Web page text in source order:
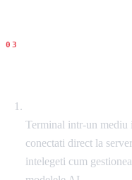
Terminal intr-un mediu
conectati direct la
intelegeti cum